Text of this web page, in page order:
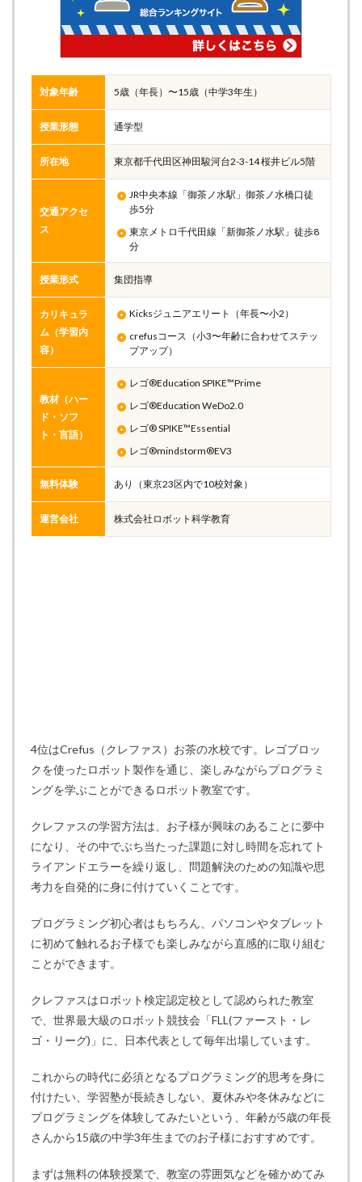
対象年齢 5歳（年長）〜15歳（中学3年生）
授業形態 通学型
所在地 東京都千代田区神田駿河台2-3-14 桜井ビル5階
交通アクセ
ス
JR中央本線「御茶ノ水駅」御茶ノ水橋口徒
歩5分
東京メトロ千代田線「新御茶ノ水駅」徒歩8
分
授業形式 集団指導
カリキュラ
ム（学習内
容）
Kicksジュニアエリート（年長〜小2）
crefusコース（小3〜年齢に合わせてステッ
プアップ）
教材（ハー
ド・ソフ
ト・言語）
レゴ®Education SPIKE™Prime
レゴ®Education WeDo2.0
レゴ® SPIKE™Essential
レゴ®mindstorm®EV3
無料体験 あり（東京23区内で10校対象）
運営会社 株式会社ロボット科学教育
4位はCrefus（クレファス）お茶の水校です。レゴブロッ
クを使ったロボット製作を通じ、楽しみながらプログラミ
ングを学ぶことができるロボット教室です。
クレファスの学習方法は、お子様が興味のあることに夢中
になり、その中でぶち当たった課題に対し時間を忘れてト
ライアンドエラーを繰り返し、問題解決のための知識や思
考力を自発的に身に付けていくことです。
プログラミング初心者はもちろん、パソコンやタブレット
に初めて触れるお子様でも楽しみながら直感的に取り組む
ことができます。
クレファスはロボット検定認定校として認められた教室
で、世界最大級のロボット競技会「FLL(ファースト・レ
ゴ・リーグ)」に、日本代表として毎年出場しています。
これからの時代に必須となるプログラミング的思考を身に
付けたい、学習塾が長続きしない、夏休みや冬休みなどに
プログラミングを体験してみたいという、年齢が5歳の年長
さんから15歳の中学3年生までのお子様におすすめです。
まずは無料の体験授業で、教室の雰囲気などを確かめてみ